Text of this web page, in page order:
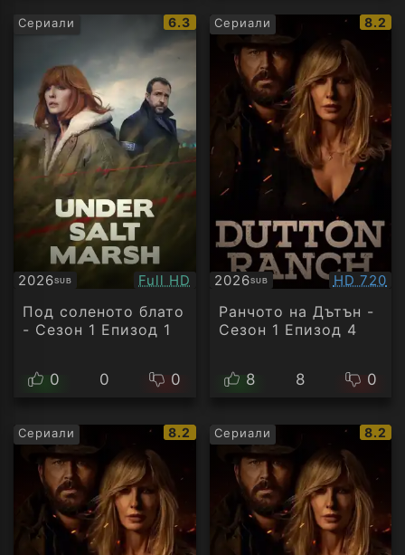
Сериали
IMDb
рейтинг:
6.3
2026SUB
Субтитри Качество:
Full HD
Под соленото блато
- Сезон 1 Епизод 1
0 0 0
Сериали
IMDb
8.2
2026SUB
Субтитри HD 720
Ранчото на Дътън -
Сезон 1 Епизод 4
8 8 0
Сериали
IMDb
рейтинг:
8.2 Сериали
IMDb
8.2